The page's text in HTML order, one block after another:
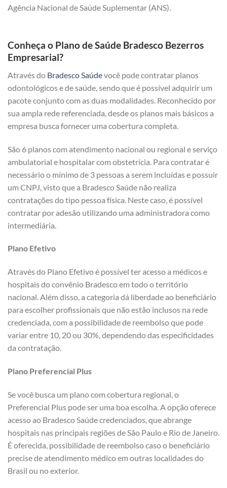
Agência Nacional de Saúde Suplementar (ANS).
Conheça o Plano de Saúde Bradesco Bezerros
Empresarial?
Através do Bradesco Saúdevocê pode contratar planos
odontológicos e de saúde, sendo que é possível adquirir um
pacote conjunto com as duas modalidades. Reconhecido por
sua ampla rede referenciada, desde os planos mais básicos a
empresa busca fornecer uma cobertura completa.
São 6 planos com atendimento nacional ou regional e serviço
ambulatorial e hospitalar com obstetrícia. Para contratar é
necessário o mínimo de 3 pessoas a serem incluídas e possuir
um CNPJ, visto que a Bradesco Saúde não realiza
contratações do tipo pessoa física. Neste caso, é possível
contratar por adesão utilizando uma administradora como
intermediária.
Plano Efetivo
Através do Plano Efetivo é possível ter acesso a médicos e
hospitais do convênio Bradesco em todo o território
nacional. Além disso, a categoria dá liberdade ao beneficiário
para escolher profissionais que não estão inclusos na rede
credenciada, com a possibilidade de reembolso que pode
variar entre 10, 20 ou 30%, dependendo das especificidades
da contratação.
Plano Preferencial Plus
Se você busca um plano com cobertura regional, o
Preferencial Plus pode ser uma boa escolha. A opção oferece
acesso ao Bradesco Saúde credenciados, que abrange
hospitais nas principais regiões de São Paulo e Rio de Janeiro.
É oferecida, possibilidade de reembolso caso o beneficiário
precise de atendimento médico em outras localidades do
Brasil ou no exterior.